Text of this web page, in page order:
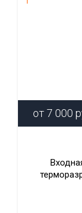
от7 000